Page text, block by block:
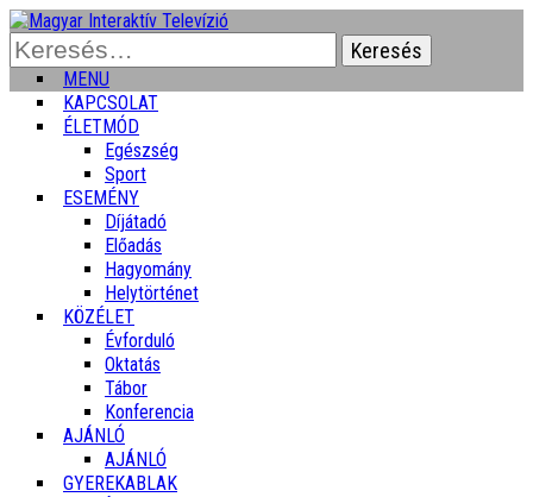
Keresés:
MENU
KAPCSOLAT
ÉLETMÓD
Egészség
Sport
ESEMÉNY
Díjátadó
Előadás
Hagyomány
Helytörténet
KÖZÉLET
Évforduló
Oktatás
Tábor
Konferencia
AJÁNLÓ
AJÁNLÓ
GYEREKABLAK